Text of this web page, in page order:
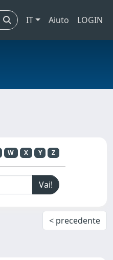
IT Aiuto LOGIN
W X Y Z
< precedente